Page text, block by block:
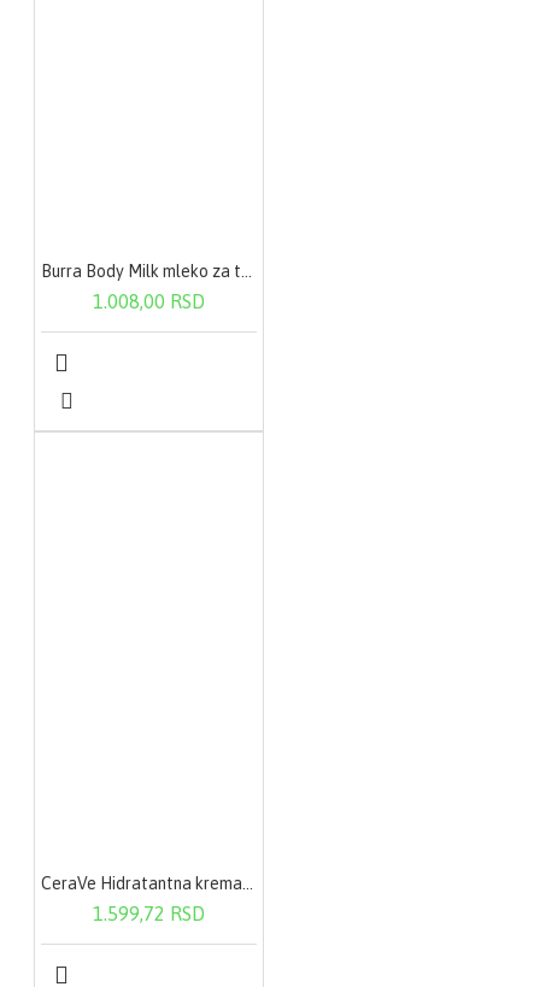
1.008,00 RSD
1.599,72 RSD